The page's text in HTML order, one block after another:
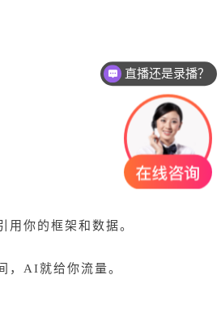
用你的框架和数据。
，AI就给你流量。
课程怎么试听？